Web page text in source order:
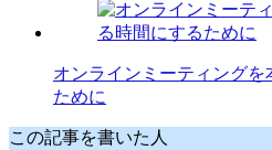
オンラインミーティング
ために
この記事を書いた人